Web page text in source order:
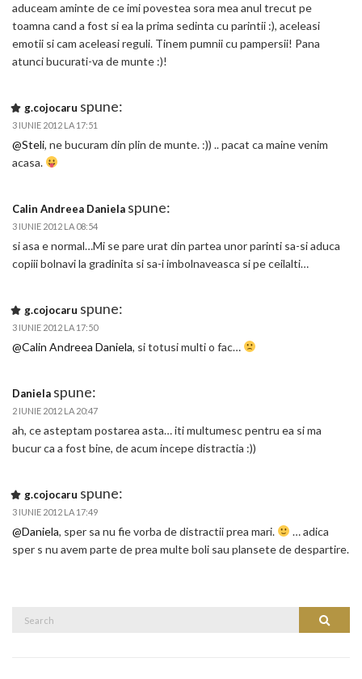
aduceam aminte de ce imi povestea sora mea anul trecut pe
toamna cand a fost si ea la prima sedinta cu parintii :), aceleasi
emotii si cam aceleasi reguli. Tinem pumnii cu pampersii! Pana
atunci bucurati-va de munte :)!
g.cojocaru spune:
3 IUNIE 2012 LA 17:51
@Steli, ne bucuram din plin de munte. :)) .. pacat ca maine venim
acasa.
Calin Andreea Daniela spune:
3 IUNIE 2012 LA 08:54
si asa e normal…Mi se pare urat din partea unor parinti sa-si aduca
copiii bolnavi la gradinita si sa-i imbolnaveasca si pe ceilalti…
g.cojocaru spune:
3 IUNIE 2012 LA 17:50
@Calin Andreea Daniela, si totusi multi o fac…
Daniela spune:
2 IUNIE 2012 LA 20:47
ah, ce asteptam postarea asta… iti multumesc pentru ea si ma
bucur ca a fost bine, de acum incepe distractia :))
g.cojocaru spune:
3 IUNIE 2012 LA 17:49
@Daniela, sper sa nu fie vorba de distractii prea mari.
… adica
sper s nu avem parte de prea multe boli sau plansete de despartire.
Search